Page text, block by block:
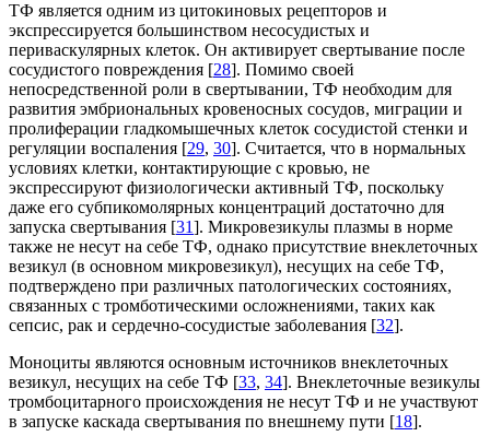
ТФ является одним из цитокиновых рецепторов и
экспрессируется большинством несосудистых и
периваскулярных клеток. Он активирует свертывание после
сосудистого повреждения [28]. Помимо своей
непосредственной роли в свертывании, ТФ необходим для
развития эмбриональных кровеносных сосудов, миграции и
пролиферации гладкомышечных клеток сосудистой стенки и
регуляции воспаления [29, 30]. Считается, что в нормальных
условиях клетки, контактирующие с кровью, не
экспрессируют физиологически активный ТФ, поскольку
даже его субпикомолярных концентраций достаточно для
запуска свертывания [31]. Микровезикулы плазмы в норме
также не несут на себе ТФ, однако присутствие внеклеточных
везикул (в основном микровезикул), несущих на себе ТФ,
подтверждено при различных патологических состояниях,
связанных с тромботическими осложнениями, таких как
сепсис, рак и сердечно-сосудистые заболевания [32].
Моноциты являются основным источников внеклеточных
везикул, несущих на себе ТФ [33, 34]. Внеклеточные везикулы
тромбоцитарного происхождения не несут ТФ и не участвуют
в запуске каскада свертывания по внешнему пути [18].